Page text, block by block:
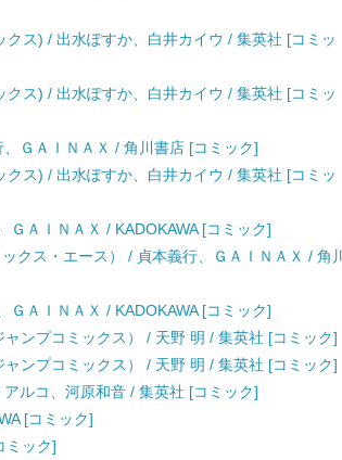
ス) / 出水ぽすか、白井カイウ / 集英社 [コミッ
ス) / 出水ぽすか、白井カイウ / 集英社 [コミッ
ＧＡＩＮＡＸ / 角川書店 [コミック]
ス) / 出水ぽすか、白井カイウ / 集英社 [コミッ
ＡＩＮＡＸ / KADOKAWA [コミック]
クス・エース） / 貞本義行、ＧＡＩＮＡＸ / 角川
ＡＩＮＡＸ / KADOKAWA [コミック]
ンプコミックス） / 天野 明 / 集英社 [コミック]
ンプコミックス） / 天野 明 / 集英社 [コミック]
ルコ、河原和音 / 集英社 [コミック]
[コミック]
ミック]